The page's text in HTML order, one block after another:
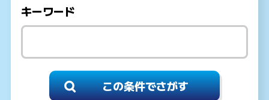
キーワード